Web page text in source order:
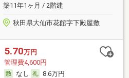
築11年1ヶ月 / 2階建
秋田県大仙市花館字下殿屋敷
5.70万円
管理費4,600円
なし
8.6万円